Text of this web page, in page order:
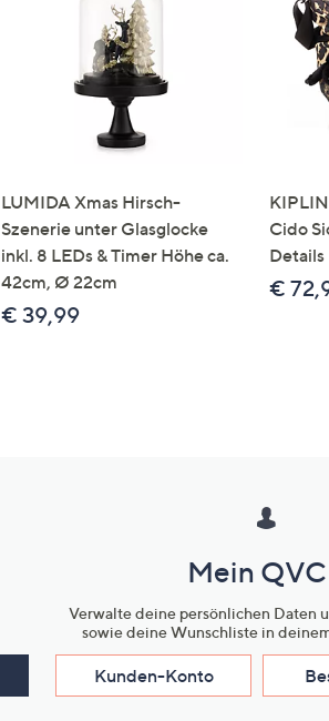
LUMIDA Xmas Hirsch-
Szenerie unter Glasglocke
inkl. 8 LEDs & Timer Höhe ca.
42cm, Ø 22cm
€ 39,99
Cido
Details
€
Mein QVC
Verwalte deine persönlichen Daten
sowie deine Wunschliste in
Kunden-Konto